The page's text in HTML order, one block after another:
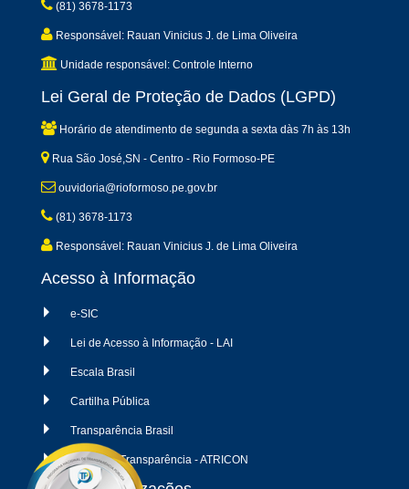
(81) 3678-1173
Responsável: Rauan Vinicius J. de Lima Oliveira
Unidade responsável: Controle Interno
Lei Geral de Proteção de Dados (LGPD)
Horário de atendimento de segunda a sexta dàs 7h às 13h
Rua São José,SN - Centro - Rio Formoso-PE
ouvidoria@rioformoso.pe.gov.br
(81) 3678-1173
Responsável: Rauan Vinicius J. de Lima Oliveira
Acesso à Informação
e-SIC
Lei de Acesso à Informação - LAI
Escala Brasil
Cartilha Pública
Transparência Brasil
Radar da Transparência - ATRICON